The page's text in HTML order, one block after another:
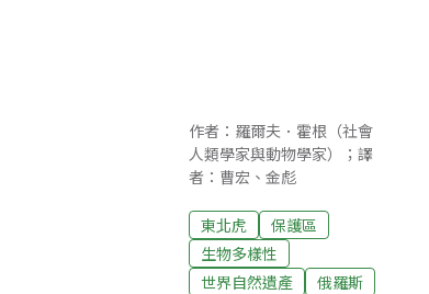
作者：羅爾夫．霍根（社會
人類學家與動物學家）；譯
者：曹宏、金彪
東北虎
保護區
生物多樣性
世界自然遺產
俄羅斯